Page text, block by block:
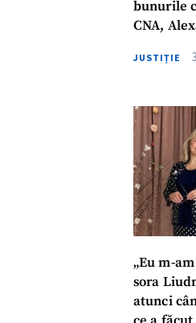
bunurile
CNA,
2025
JUSTIȚIE
„Eu m-
sora
atunci